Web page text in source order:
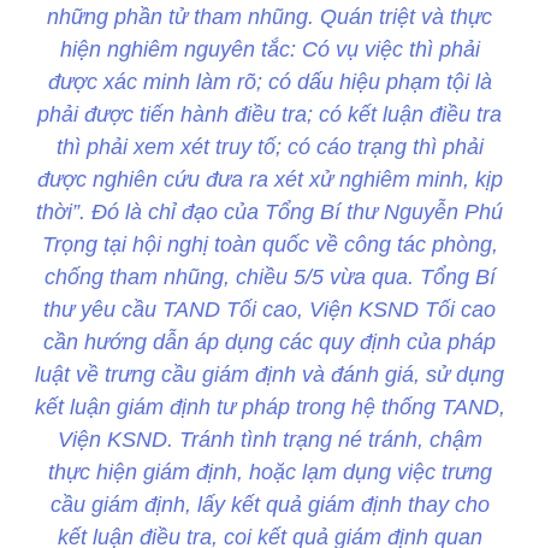
những phần tử tham nhũng. Quán triệt và thực
hiện nghiêm nguyên tắc: Có vụ việc thì phải
được xác minh làm rõ; có dấu hiệu phạm tội là
phải được tiến hành điều tra; có kết luận điều tra
thì phải xem xét truy tố; có cáo trạng thì phải
được nghiên cứu đưa ra xét xử nghiêm minh, kịp
thời”. Đó là chỉ đạo của Tổng Bí thư Nguyễn Phú
Trọng tại hội nghị toàn quốc về công tác phòng,
chống tham nhũng, chiều 5/5 vừa qua. Tổng Bí
thư yêu cầu TAND Tối cao, Viện KSND Tối cao
cần hướng dẫn áp dụng các quy định của pháp
luật về trưng cầu giám định và đánh giá, sử dụng
kết luận giám định tư pháp trong hệ thống TAND,
Viện KSND. Tránh tình trạng né tránh, chậm
thực hiện giám định, hoặc lạm dụng việc trưng
cầu giám định, lấy kết quả giám định thay cho
kết luận điều tra, coi kết quả giám định quan